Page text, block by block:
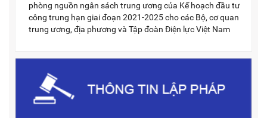
phòng nguồn ngân sách trung ương của Kế hoạch đầu tư
công trung hạn giai đoạn 2021-2025 cho các Bộ, cơ quan
trung ương, địa phương và Tập đoàn Điện lực Việt Nam